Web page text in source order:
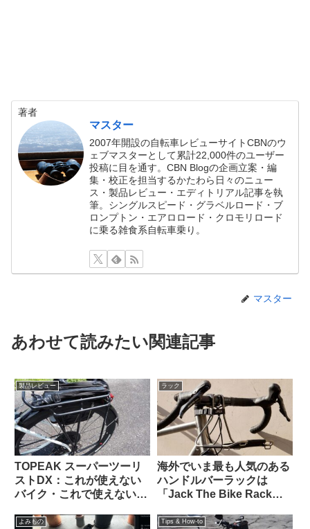
著者
マスター
2007年開設の自転車レビューサイトCBNのウ
ェブマスターとして累計22,000件のユーザー
投稿に目を通す。CBN Blogの企画立案・編
集・校正を担当するかたわら日々のニュー
ス・製品レビュー・エディトリアル記事を執
筆。シングルスピード・グラベルロード・ブ
ロンプトン・エアロロード・クロモリロード
に乗る雑食系自転車乗り。
マスター
あわせて読みたい関連記事
製品レビュー
TOPEAK スーパーツーリ
ストDX：これが使えない
バイク・これで使えないバ
思えるほど万能なリアラッ
ラック
海外でいま最も人気のある
ハンドルバーラックは
「Jack The Bike Rack」
よみもの Tips & How-to